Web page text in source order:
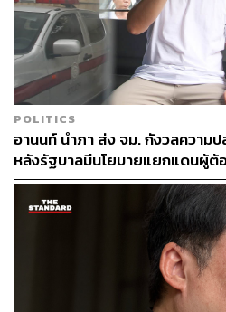
POLITICS
อานนท์ นำภา ส่ง จม. กังวลความ
หลังรัฐบาลมีนโยบายแยกแดนผู้ต้